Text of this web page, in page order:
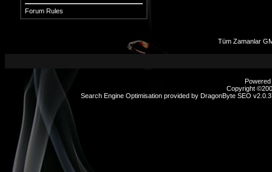
Forum Rules
Tüm Zamanlar
Copyright
Search Engine Optimisation provided by DragonByte SEO
hikayeleri